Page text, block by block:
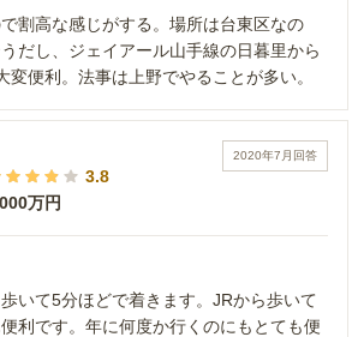
割高な感じがする。場所は台東区なの
だし、ジェイアール山手線の日暮里から
変便利。法事は上野でやることが多い。
2020年7月 回答
3.8
万円
いて5分ほどで着きます。JRから歩いて
利です。年に何度か行くのにもとても便